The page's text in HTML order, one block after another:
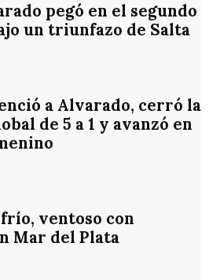
pegó en el segundo
un triunfazo de Salta
a Alvarado, cerró la
de 5 a 1 y avanzó en
ventoso con
Mar del Plata